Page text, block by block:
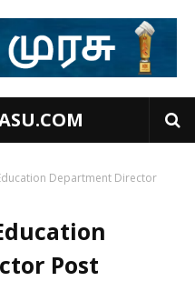
Department Director
Post